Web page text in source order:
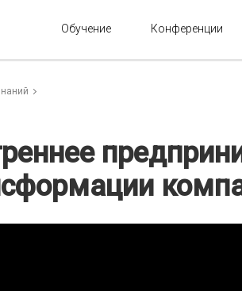
Обучение Конференции